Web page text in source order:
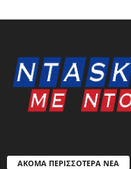
ΑΚΟΜΑ ΠΕΡΙΣΣΟΤΕΡΑ ΝΕΑ